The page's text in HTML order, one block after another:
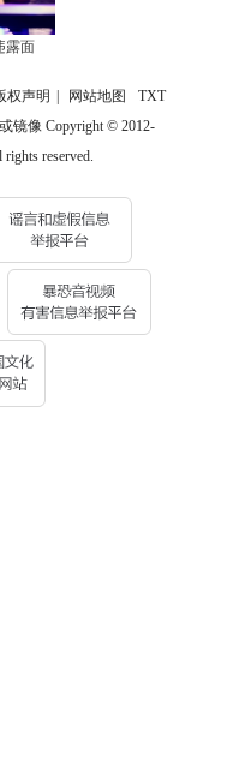
露面
权声明 | 网站地图
TXT
镜像 Copyright © 2012-
reserved.